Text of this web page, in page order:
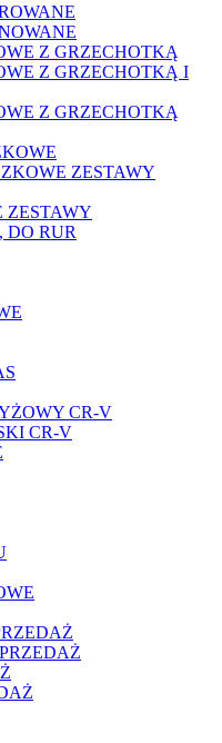
Z GRZECHOTKĄ
Z GRZECHOTKĄ I
Z GRZECHOTKĄ
ZESTAWY
ZESTAWY
DO RUR
CR-V
CR-V